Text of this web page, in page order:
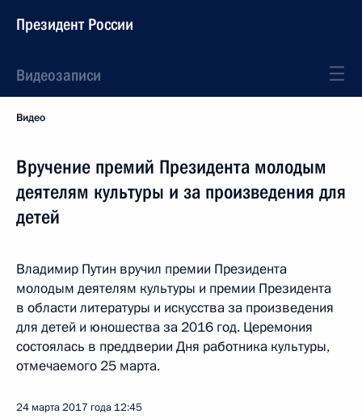
Президент России
Видеозаписи
Видео
Вручение премий Президента молодым
деятелям культуры и за произведения для
детей
Владимир Путин вручил премии Президента
молодым деятелям культуры и премии Президента
в области литературы и искусства за произведения
для детей и юношества за 2016 год. Церемония
состоялась в преддверии Дня работника культуры,
отмечаемого 25 марта.
24 марта 2017 года 12:45